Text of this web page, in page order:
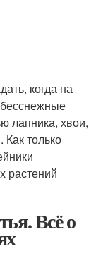
когда на
лапника, хвои,
только
растений
Всё о